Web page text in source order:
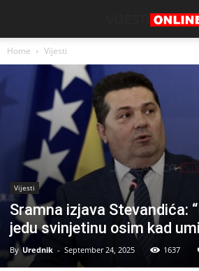
Home Vijesti
Vijesti
Sramna izjava Stevandića:
jedu svinjetinu osim kad
By Urednik - September 24, 2025 1637